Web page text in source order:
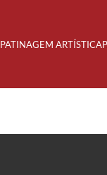
PATINAGEM ARTÍSTICA